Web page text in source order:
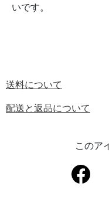
いです。
送料について
配送と返品について
このア